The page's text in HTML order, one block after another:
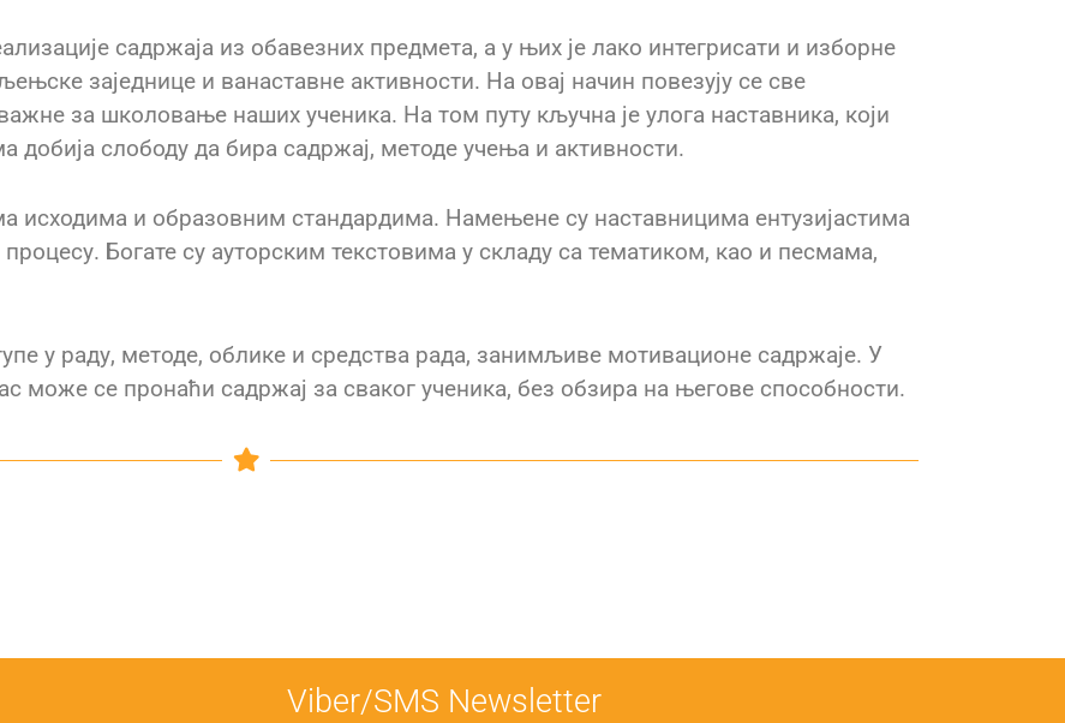
садржаја из обавезних предмета, а у њих је лако интегрисати и изборне
заједнице и ванаставне активности. На овај начин повезују се све
за школовање наших ученика. На том путу кључна је улога наставника, који
добија слободу да бира садржај, методе учења и активности.
исходима и образовним стандардима. Намењене су наставницима ентузијастима
Богате су ауторским текстовима у складу са тематиком, као и песмама,
у раду, методе, облике и средства рада, занимљиве мотивационе садржаје. У
може се пронаћи садржај за сваког ученика, без обзира на његове способности.
Viber/SMS Newsletter